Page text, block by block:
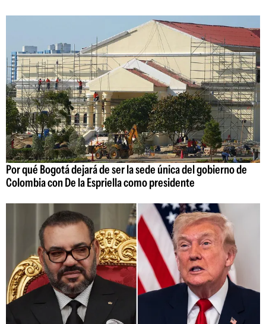
Por qué Bogotá dejará de ser la sede única del gobierno de
Colombia con De la Espriella como presidente